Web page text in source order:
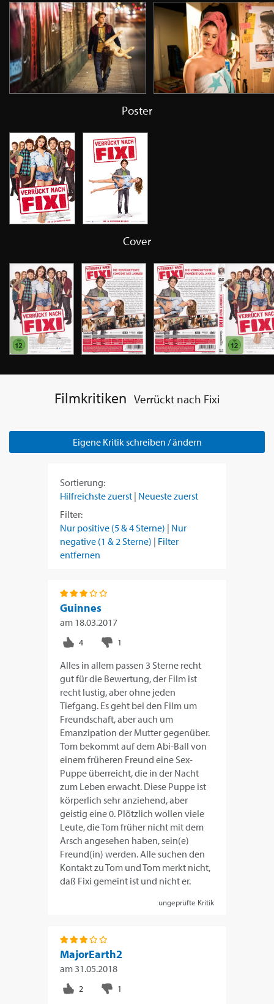
Poster
Cover
Filmkritiken Verrückt nach Fixi
Eigene Kritik schreiben / ändern
Sortierung:
Hilfreichste zuerst | Neueste zuerst
Filter:
Nur positive (5 & 4 Sterne) | Nur
negative (1 & 2 Sterne) | Filter
entfernen
Guinnes
am 18.03.2017
Alles in allem passen 3 Sterne recht
gut für die Bewertung, der Film ist
recht lustig, aber ohne jeden
Tiefgang. Es geht bei den Film um
Freundschaft, aber auch um
Emanzipation der Mutter gegenüber.
Tom bekommt auf dem Abi-Ball von
einem früheren Freund eine Sex-
Puppe überreicht, die in der Nacht
zum Leben erwacht. Diese Puppe ist
körperlich sehr anziehend, aber
geistig eine 0. Plötzlich wollen viele
Leute, die Tom früher nicht mit dem
Arsch angesehen haben, sein(e)
Freund(in) werden. Alle suchen den
Kontakt zu Tom und Tom merkt nicht,
daß Fixi gemeint ist und nicht er.
ungeprüfte Kritik
MajorEarth2
am 31.05.2018